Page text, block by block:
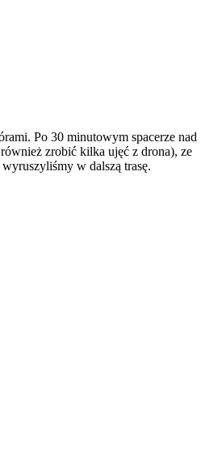
Po 30 minutowym spacerze nad
zrobić kilka ujęć z drona), ze
w dalszą trasę.